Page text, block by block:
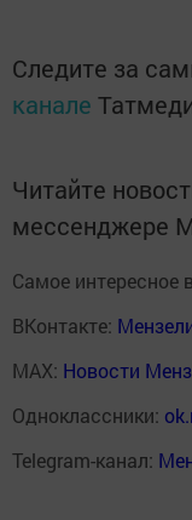
Следите за
канале
Читайте
мессенджере
Самое интересное
ВКонтакте:
MAX: Новости
Одноклассники:
Telegram-канал: